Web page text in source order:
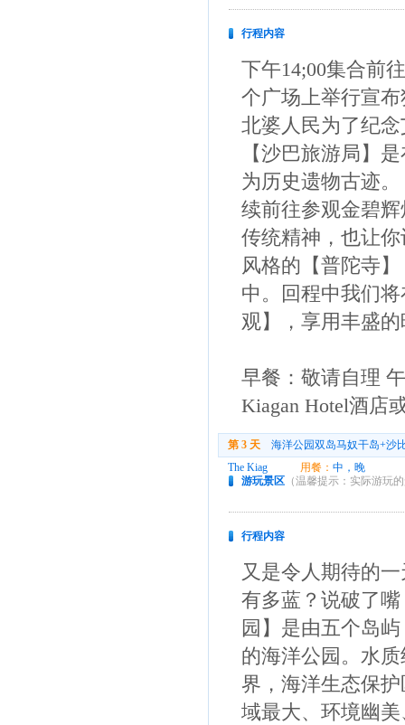
行程内容
下午14;00集合前
个广场上举行宣
北婆人民为了纪
【沙巴旅游局】
为历史遗物古迹
续前往参观金碧
传统精神，也让
风格的【普陀寺
中。回程中我们
观】，享用丰盛
早餐：敬请自理
Kiagan Hotel酒店
第 3 天
海洋公园双岛马奴干岛+沙
The Kiag 用餐： 中，晚
游玩景区 （温馨提示：实际游玩
行程内容
又是令人期待的
有多蓝？说破了
园】是由五个岛
的海洋公园。水
界，海洋生态保
域最大、环境幽